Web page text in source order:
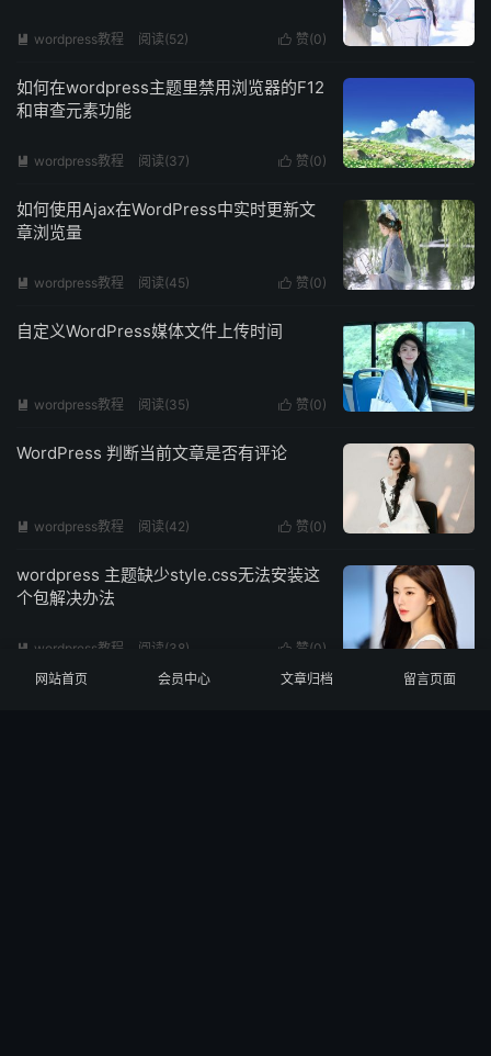
 赞(0)
 wordpress教程 阅读(52)
如何在wordpress主题里禁用浏览器的F12
和审查元素功能
 赞(0)
 wordpress教程 阅读(37)
如何使用Ajax在WordPress中实时更新文
章浏览量
 赞(0)
 wordpress教程 阅读(45)
自定义WordPress媒体文件上传时间
 赞(0)
 wordpress教程 阅读(35)
WordPress 判断当前文章是否有评论
 赞(0)
 wordpress教程 阅读(42)
wordpress 主题缺少style.css无法安装这
个包解决办法
 赞(0)
 wordpress教程 阅读(38)
网站首页 会员中心 文章归档 留言页面